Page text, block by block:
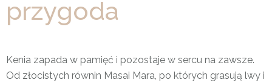
przygoda
Kenia zapada w pamięć i pozostaje w sercu na zawsze.
Od złocistych równin Masai Mara, po których grasują lwy i